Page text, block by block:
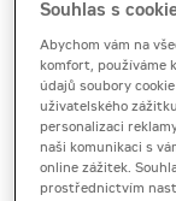
6 884 Kč s DPH
23 a více dnů
5 080 Kč bez
6 146 Kč s DPH
Kauce
30 000 Kč
Souhlas s
Abychom vám na
komfort, používáme
údajů soubory
uživatelského
personalizaci
naši komunikaci s
online zážitek.
prostřednictvím